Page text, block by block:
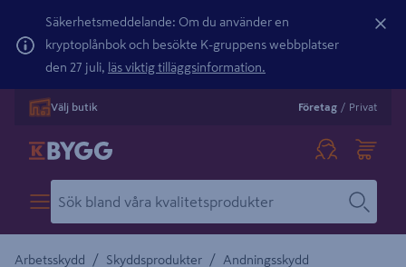
Säkerhetsmeddelande: Om du använder en
kryptoplånbok och besökte K-gruppens webbplatser
den 27 juli, läs viktig tilläggsinformation.
Välj butik Företag / Privat
Arbetsskydd / Skyddsprodukter / Andningsskydd